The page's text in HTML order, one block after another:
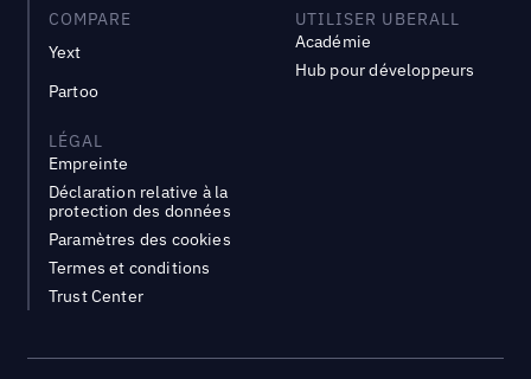
COMPARE
Yext
Partoo
UTILISER UBERALL
Académie
Hub pour développeurs
LÉGAL
Empreinte
Déclaration relative à la
protection des données
Paramètres des cookies
Termes et conditions
Trust Center